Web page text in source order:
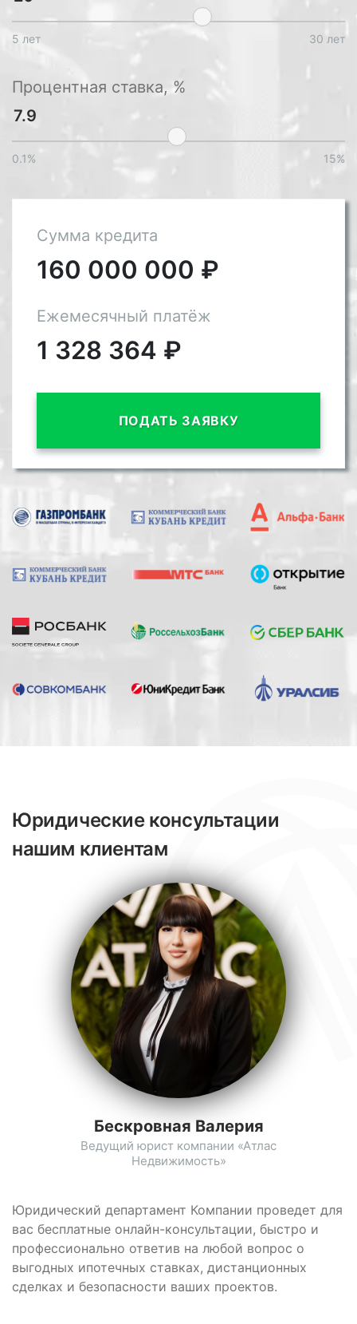
5 лет 30 лет
Процентная ставка, %
0.1% 15%
Сумма кредита
160 000 000 ₽
Ежемесячный платёж
1 328 364 ₽
ПОДАТЬ ЗАЯВКУ
Юридические консультации
нашим клиентам
Юридический департамент Компании проведет для
вас бесплатные онлайн-консультации, быстро и
профессионально ответив на любой вопрос о
выгодных ипотечных ставках, дистанционных
сделках и безопасности ваших проектов.
Бескровная Валерия
Ведущий юрист компании «Атлас
Недвижимость»